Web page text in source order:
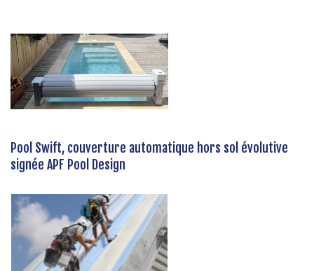
Pool Swift, couverture automatique hors sol évolutive
signée APF Pool Design